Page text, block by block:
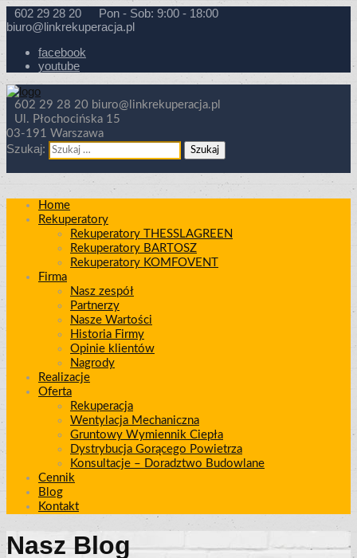
602 29 28 20
Pon - Sob: 9:00 - 18:00
biuro@linkrekuperacja.pl
facebook
youtube
602 29 28 20 biuro@linkrekuperacja.pl
Ul. Płochocińska 15
03-191 Warszawa
Szukaj:
Home
Rekuperatory
Rekuperatory THESSLAGREEN
Rekuperatory BARTOSZ
Rekuperatory KOMFOVENT
Firma
Nasz zespół
Partnerzy
Nasze Wartości
Historia Firmy
Opinie klientów
Nagrody
Realizacje
Oferta
Rekuperacja
Wentylacja Mechaniczna
Gruntowy Wymiennik Ciepła
Dystrybucja Gorącego Powietrza
Konsultacje – Doradztwo Budowlane
Cennik
Blog
Kontakt
Nasz Blog